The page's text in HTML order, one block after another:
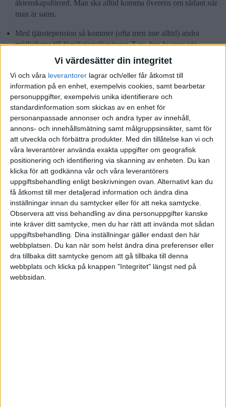
Vi värdesätter din integritet
Vi och våra leverantorer lagrar och/eller får åtkomst till
information på en enhet, exempelvis cookies, samt bearbetar
personuppgifter, exempelvis unika identifierare och
standardinformation som skickas av en enhet för
personanpassade annonser och andra typer av innehåll,
annons- och innehållsmätning samt målgruppsinsikter, samt för
att utveckla och förbättra produkter. Med din tillåtelse kan vi och
våra leverantörer använda exakta uppgifter om geografisk
positionering och identifiering via skanning av enheten. Du kan
klicka för att godkänna vår och våra leverantörers
uppgiftsbehandling enligt beskrivningen ovan. Alternativt kan du
få åtkomst till mer detaljerad information och ändra dina
inställningar innan du samtycker eller för att neka samtycke.
Observera att viss behandling av dina personuppgifter kanske
inte kräver ditt samtycke, men du har rätt att invända mot sådan
uppgiftsbehandling. Dina inställningar gäller endast den här
webbplatsen. Du kan när som helst ändra dina preferenser eller
dra tillbaka ditt samtycke genom att gå tillbaka till denna
webbplats och klicka på knappen "Integritet" längst ned på
webbsidan.
äktenskapsförord. Man ska alltid komma överens om sådant när
man är sams.
Med tjänstepension så kommer (ofta men inte alltid) andra
möjligheter till försäkringslösningar. T.ex. harAvanzavia
Euroaccident premiebefrielseförsäkring, sjukförsäkring,
sjukvårdsförsäkring. Vid en längre sjukskrivning så träder
försäkringen in och fortsätter att betala in tjänstepensionen. Vad
det gäller sjukförsäkring så finns ett grundskydd som man som
egen bör teckna via AFA/Fora som kostar runt 600 kr om året
“och är en no brainer”. Vi har ju några exempel på relativt unga
människor som drabbats av oväntade skador / sjukdomar
(däribland mig själv):
Huvudtrauma är inte att leka med, det här har jag lärt mig
Värdet av RikaTillsammans (och vad det inte är värt)
En annan sak som inte har nämnts i tråden är att om du har varit
utan tjänstepension så kan det finnas en möjlighet att “spara
ikapp” genom engångsavsättningar. För egen del så sparade jag
själv i ISK i drygt 10 år utanför tjänstepensionssystemet.
Slutligen skulle jag säga att det är väldigt viktigt att välja en bra
leverantör med låga och förståeliga avgifter. Har själv valt
på grund av enkelheten och låga avgifter (“Det bästa sparandet är
det som blir av”).